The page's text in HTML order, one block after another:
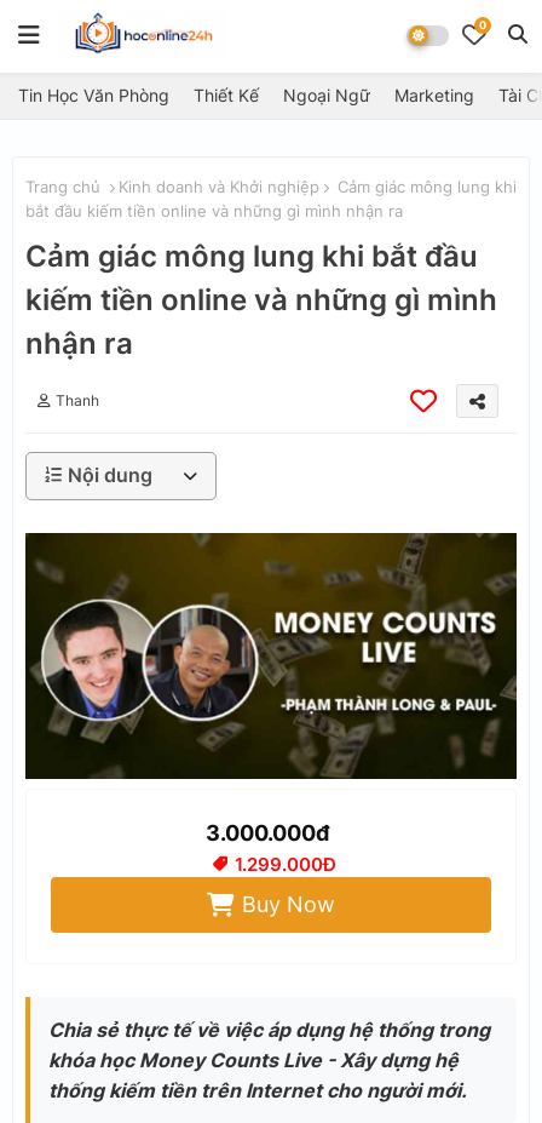
0
Tin Học Văn Phòng Thiết Kế Ngoại Ngữ Marketing Tài
Trang chủ Kinh doanh và Khởi nghiệp
Cảm giác mông lung khi
bắt đầu kiếm tiền online và những gì mình nhận ra
Cảm giác mông lung khi bắt đầu
kiếm tiền online và những gì mình
nhận ra
Thanh
Nội dung
3.000.000đ
1.299.000Đ
Buy Now
Chia sẻ thực tế về việc áp dụng hệ thống trong
khóa học Money Counts Live - Xây dựng hệ
thống kiếm tiền trên Internet cho người mới.